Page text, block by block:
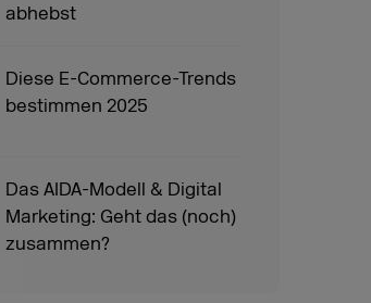
abhebst
Diese E-Commerce-Trends
bestimmen 2025
Das AIDA-Modell & Digital
Marketing: Geht das (noch)
zusammen?